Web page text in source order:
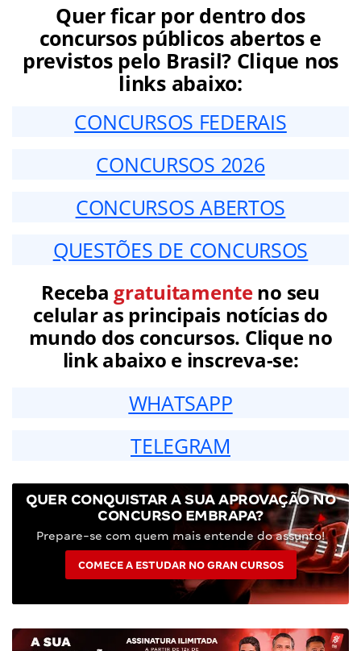
Quer ficar por dentro dos
concursos públicos abertos e
previstos pelo Brasil? Clique nos
links abaixo:
CONCURSOS FEDERAIS
CONCURSOS 2026
CONCURSOS ABERTOS
QUESTÕES DE CONCURSOS
Receba gratuitamenteno seu
celular as principais notícias do
mundo dos concursos. Clique no
link abaixo e inscreva-se:
WHATSAPP
TELEGRAM
QUER CONQUISTAR A SUA APROVAÇÃO NO
CONCURSO EMBRAPA?
Prepare-se com quem mais entende do assunto!
COMECE A ESTUDAR NO GRAN CURSOS